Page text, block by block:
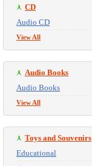
CD
Audio CD
View All
Audio Books
Audio Books
View All
Toys and Souvenirs
Educational